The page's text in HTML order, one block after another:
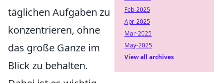
täglichen Aufgaben zu
konzentrieren, ohne
das große Ganze im
Blick zu behalten.
Feb-2025
Apr-2025
Mar-2025
May-2025
View all archives